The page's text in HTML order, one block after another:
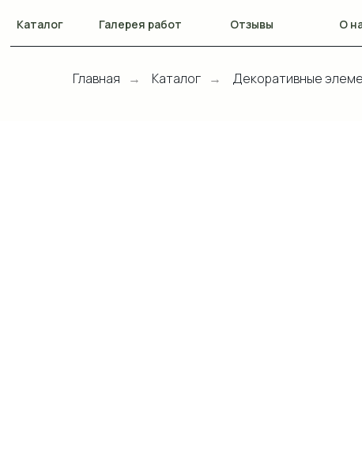
О
Отзывы
Галерея работ
Каталог
Главная → Каталог → Декоративные